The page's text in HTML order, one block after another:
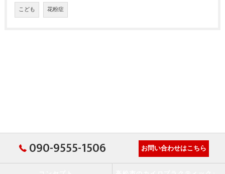
こども 花粉症
090-9555-1506 お問い合わせはこちら